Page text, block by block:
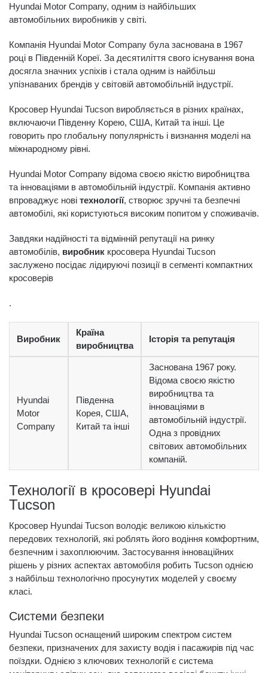
Hyundai Motor Company, одним із найбільших
автомобільних виробників у світі.
Компанія Hyundai Motor Company була заснована в 1967
році в Південній Кореї. За десятиліття свого існування вона
досягла значних успіхів і стала одним із найбільш
упізнаваних брендів у світовій автомобільній індустрії.
Кросовер Hyundai Tucson виробляється в різних країнах,
включаючи Південну Корею, США, Китай та інші. Це
говорить про глобальну популярність і визнання моделі на
міжнародному рівні.
Hyundai Motor Company відома своєю якістю виробництва
та інноваціями в автомобільній індустрії. Компанія активно
впроваджує нові технології, створює зручні та безпечні
автомобілі, які користуються високим попитом у споживачів.
Завдяки надійності та відмінній репутації на ринку
автомобілів, виробник кросовера Hyundai Tucson
заслужено посідає лідируючі позиції в сегменті компактних
кросоверів
.
Виробник
Країна
виробництва
Історія та репутація
Hyundai
Motor
Company
Південна
Корея, США,
Китай та інші
Заснована 1967 року.
Відома своєю якістю
виробництва та
інноваціями в
автомобільній індустрії.
Одна з провідних
світових автомобільних
компаній.
Технології в кросовері Hyundai
Tucson
Кросовер Hyundai Tucson володіє великою кількістю
передових технологій, які роблять його водіння комфортним,
безпечним і захоплюючим. Застосування інноваційних
рішень у різних аспектах автомобіля робить Tucson однією
з найбільш технологічно просунутих моделей у своєму
класі.
Системи безпеки
Hyundai Tucson оснащений широким спектром систем
безпеки, призначених для захисту водія і пасажирів під час
поїздки. Однією з ключових технологій є система